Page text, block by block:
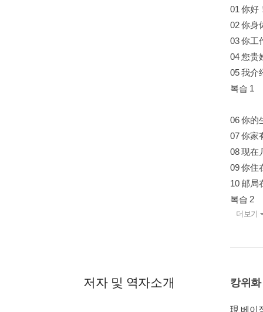
01 你好
02 你身
03 你工
04 您贵
05 我介
복습 1
06 你的
07 你家
08 现在
09 你住
10 邮局
복습 2
더보기
저자 및 역자소개 캉위화
現 베이